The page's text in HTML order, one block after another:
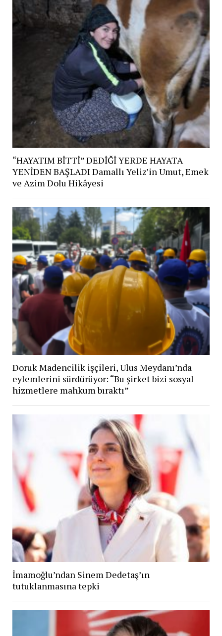
“HAYATIM BİTTİ” DEDİĞİ YERDE HAYATA
YENİDEN BAŞLADI Damallı Yeliz’in Umut, Emek
ve Azim Dolu Hikâyesi
Doruk Madencilik işçileri, Ulus Meydanı’nda
eylemlerini sürdürüyor: “Bu şirket bizi sosyal
hizmetlere mahkum bıraktı”
İmamoğlu’ndan Sinem Dedetaş’ın
tutuklanmasına tepki